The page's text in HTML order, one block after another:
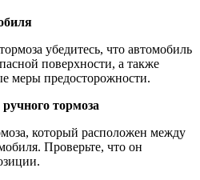
убедитесь, что автомобиль
поверхности, а также
меры предосторожности.
тормоза
который расположен между
Проверьте, что он